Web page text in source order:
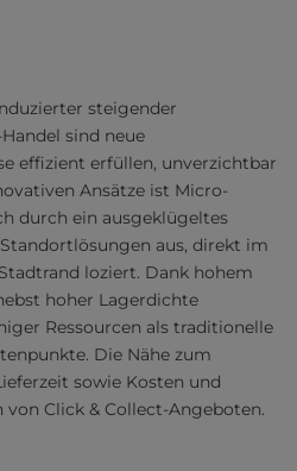
steigender
sind neue
effizient erfüllen, unverzichtbar
Ansätze ist Micro-
durch ein ausgeklügeltes
aus, direkt im
loziert. Dank hohem
hoher Lagerdichte
Ressourcen als traditionelle
Die Nähe zum
sowie Kosten und
Click & Collect-Angeboten.